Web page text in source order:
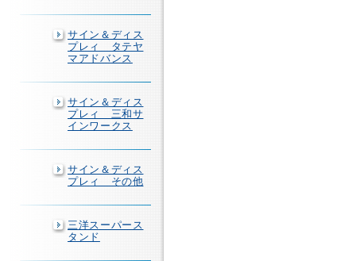
サイン＆ディス
プレィ タテヤ
マアドバンス
サイン＆ディス
プレィ 三和サ
インワークス
サイン＆ディス
プレィ その他
三洋スーパース
タンド